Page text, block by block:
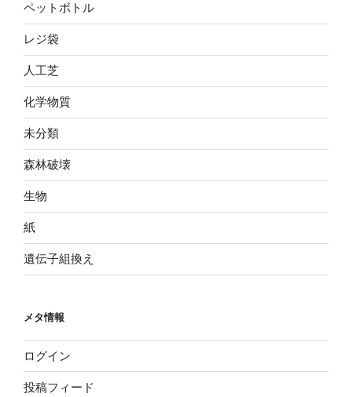
ペットボトル
レジ袋
人工芝
化学物質
未分類
森林破壊
生物
紙
遺伝子組換え
メタ情報
ログイン
投稿フィード